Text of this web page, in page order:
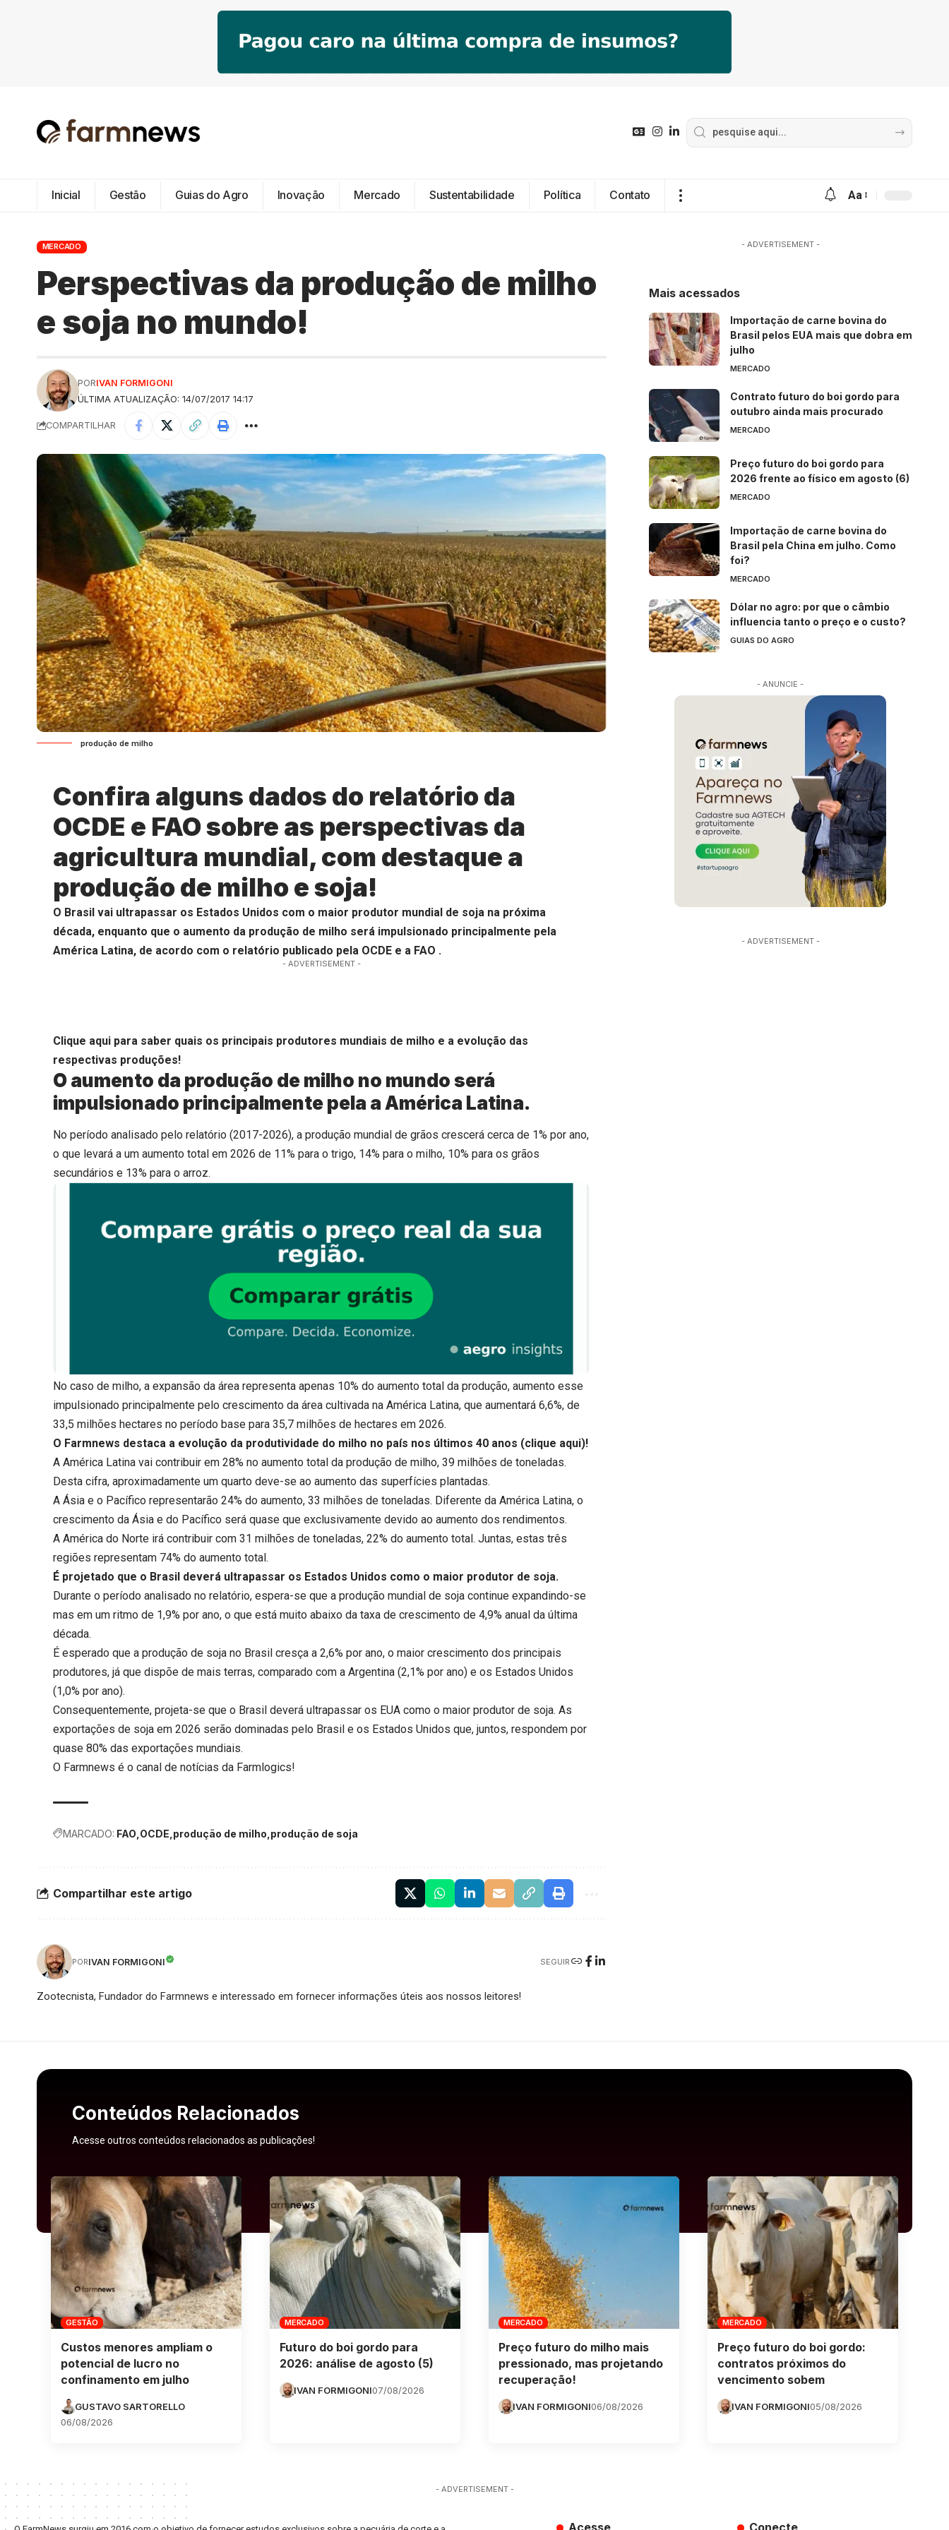
Inicial Gestão Guias do Agro Inovação Mercado Sustentabilidade Política Contato Aa
MERCADO
Perspectivas da produção de milho
e soja no mundo!
ÚLTIMA ATUALIZAÇÃO: 14/07/2017 14:17
PORIVAN FORMIGONI
COMPARTILHAR
produção de milho
Confira alguns dados do relatório da
OCDE e FAO sobre as perspectivas da
agricultura mundial, com destaque a
produção de milho e soja!
O Brasil vai ultrapassar os Estados Unidos com o maior produtor mundial de soja na próxima
década, enquanto que o aumento da produção de milho será impulsionado principalmente pela
América Latina, de acordo com o relatório publicado pela OCDE e a FAO .
- ADVERTISEMENT -
Clique aqui para saber quais os principais produtores mundiais de milho e a evolução das
respectivas produções!
O aumento da produção de milho no mundo será
impulsionado principalmente pela a América Latina.
No período analisado pelo relatório (2017-2026), a produção mundial de grãos crescerá cerca de 1% por ano,
o que levará a um aumento total em 2026 de 11% para o trigo, 14% para o milho, 10% para os grãos
secundários e 13% para o arroz.
No caso de milho, a expansão da área representa apenas 10% do aumento total da produção, aumento esse
impulsionado principalmente pelo crescimento da área cultivada na América Latina, que aumentará 6,6%, de
33,5 milhões hectares no período base para 35,7 milhões de hectares em 2026.
O Farmnews destaca a evolução da produtividade do milho no país nos últimos 40 anos (clique aqui)!
A América Latina vai contribuir em 28% no aumento total da produção de milho, 39 milhões de toneladas.
Desta cifra, aproximadamente um quarto deve-se ao aumento das superfícies plantadas.
A Ásia e o Pacífico representarão 24% do aumento, 33 milhões de toneladas. Diferente da América Latina, o
crescimento da Ásia e do Pacífico será quase que exclusivamente devido ao aumento dos rendimentos.
A América do Norte irá contribuir com 31 milhões de toneladas, 22% do aumento total. Juntas, estas três
regiões representam 74% do aumento total.
É projetado que o Brasil deverá ultrapassar os Estados Unidos como o maior produtor de soja.
Durante o período analisado no relatório, espera-se que a produção mundial de soja continue expandindo-se
mas em um ritmo de 1,9% por ano, o que está muito abaixo da taxa de crescimento de 4,9% anual da última
década.
É esperado que a produção de soja no Brasil cresça a 2,6% por ano, o maior crescimento dos principais
produtores, já que dispõe de mais terras, comparado com a Argentina (2,1% por ano) e os Estados Unidos
(1,0% por ano).
Consequentemente, projeta-se que o Brasil deverá ultrapassar os EUA como o maior produtor de soja. As
exportações de soja em 2026 serão dominadas pelo Brasil e os Estados Unidos que, juntos, respondem por
quase 80% das exportações mundiais.
O Farmnews é o canal de notícias da Farmlogics!
MARCADO: FAO OCDE produção de milho produção de soja
Compartilhar este artigo
PORIVAN FORMIGONI SEGUIR
Zootecnista, Fundador do Farmnews e interessado em fornecer informações úteis aos nossos leitores!
- ADVERTISEMENT -
Mais acessados
Importação de carne bovina do
Brasil pelos EUA mais que dobra em
julho
MERCADO
Contrato futuro do boi gordo para
outubro ainda mais procurado
MERCADO
Preço futuro do boi gordo para
2026 frente ao físico em agosto (6)
MERCADO
Importação de carne bovina do
Brasil pela China em julho. Como
foi?
MERCADO
Dólar no agro: por que o câmbio
influencia tanto o preço e o custo?
GUIAS DO AGRO
- ANUNCIE -
- ADVERTISEMENT -
Conteúdos Relacionados
Acesse outros conteúdos relacionados as publicações!
GESTÃO
Custos menores ampliam o
potencial de lucro no
confinamento em julho
GUSTAVO SARTORELLO
06/08/2026
MERCADO
Futuro do boi gordo para
2026: análise de agosto (5)
IVAN FORMIGONI07/08/2026
MERCADO
Preço futuro do milho mais
pressionado, mas projetando
recuperação!
IVAN FORMIGONI06/08/2026
MERCADO
Preço futuro do boi gordo:
contratos próximos do
vencimento sobem
IVAN FORMIGONI05/08/2026
- ADVERTISEMENT -
Acesse Conecte